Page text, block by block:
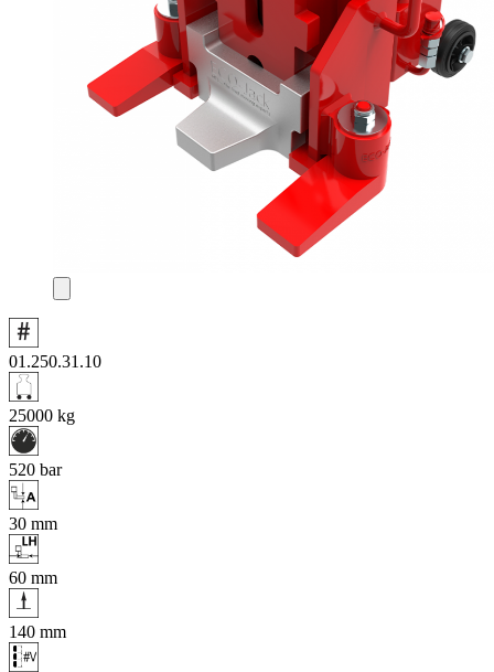
01.250.31.10
25000 kg
520 bar
30 mm
60 mm
140 mm